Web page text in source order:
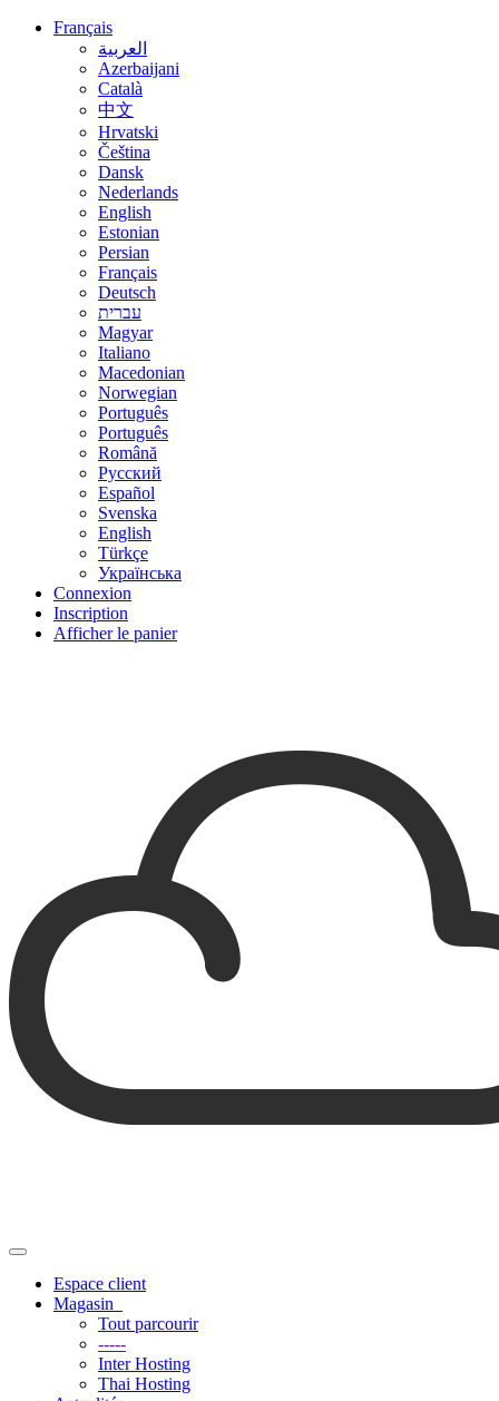
Français
العربية
Azerbaijani
Català
中文
Hrvatski
Čeština
Dansk
Nederlands
English
Estonian
Persian
Français
Deutsch
עברית
Magyar
Italiano
Macedonian
Norwegian
Português
Português
Română
Русский
Español
Svenska
English
Türkçe
Українська
Connexion
Inscription
Afficher le panier
Basculer
navigationEspace client
Magasin
Tout parcourir
-----
Inter Hosting
Thai Hosting